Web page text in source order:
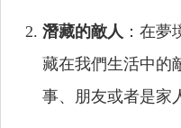
潛藏的敵人 ：在
藏在我們生活中的
事、朋友或者是家